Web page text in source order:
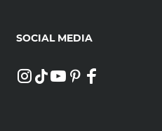
SOCIAL MEDIA